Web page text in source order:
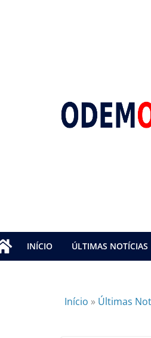
INÍCIO ÚLTIMAS NOTÍCIAS
Início » Últimas